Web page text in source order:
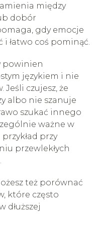
między
dobór
gdy emocje
łatwo coś pominąć.
powinien
językiem i nie
czujesz, że
albo nie szanuje
szukać innego
ważne w
przykład przy
przewlekłych
też porównać
które często
dłuższej